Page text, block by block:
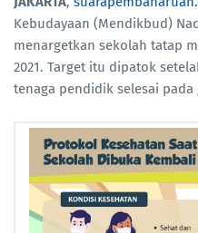
Kebudayaan (Mendikbud)
menargetkan sekolah tatap
2021. Target itu dipatok
tenaga pendidik selesai pada